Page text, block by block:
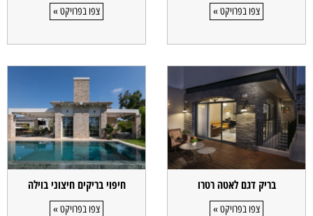
צפו בפרויקט » צפו בפרויקט »
בריק דגם לאטה רטרו
צפו בפרויקט »
חיפוי בריקים חיצוני בוילה
צפו בפרויקט »